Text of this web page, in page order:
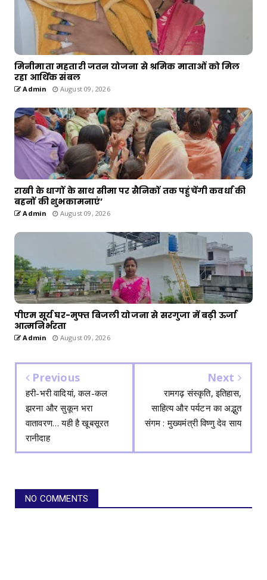
मिनीमाता महतारी जतन योजना से श्रमिक माताओं को मिल
रहा आर्थिक संबल
Admin August 09, 2026
राखी के धागों के साथ सीमा पर सैनिकों तक पहुंचेंगी कवर्धा की
बहनों की शुभकामनाएं’
Admin August 09, 2026
पीएम सूर्य घर-मुफ्त बिजली योजना से सरगुजा में बढ़ी ऊर्जा
आत्मनिर्भरता
Admin August 09, 2026
Previous
हरी-भरी वादियां, कल-कल
झरना और सुकून भरा
वातावरण… यही है खूबसूरत
रानीदाह
Next
रामगढ़ संस्कृति, इतिहास,
साहित्य और पर्यटन का अद्भुत
संगम : मुख्यमंत्री विष्णु देव साय
NO COMMENTS